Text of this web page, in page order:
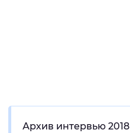
Архив интервью 2018